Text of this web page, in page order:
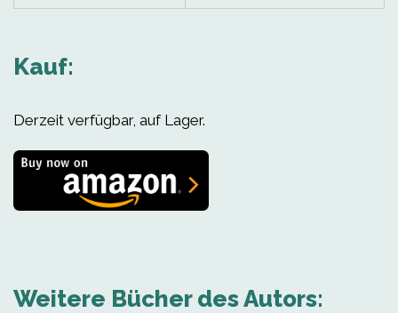
Kauf:
Derzeit verfügbar, auf Lager.
Weitere Bücher des Autors: